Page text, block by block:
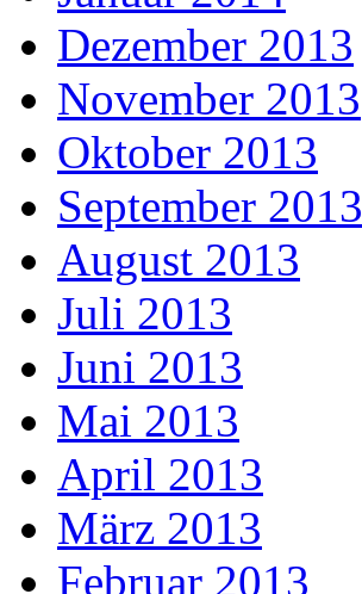
Dezember 2013
November 2013
Oktober 2013
September 2013
August 2013
Juli 2013
Juni 2013
Mai 2013
April 2013
März 2013
Februar 2013